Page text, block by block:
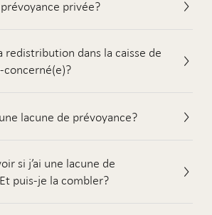
privée?
redistribution dans la caisse de
concerné(e)?
lacune de prévoyance?
si j’ai une lacune de
puis-je la combler?